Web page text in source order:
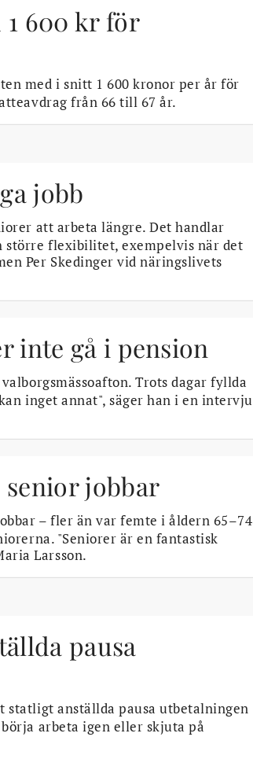
1 600 kr för
med i snitt 1 600 kronor per år för
från 66 till 67 år.
jobb
att arbeta längre. Det handlar
större flexibilitet, exempelvis när det
Per Skedinger vid näringslivets
inte gå i pension
Trots dagar fyllda
inget annat", säger han i en intervju
jobbar
– fler än var femte i åldern 65–74
"Seniorer är en fantastisk
Larsson.
pausa
statligt anställda pausa utbetalningen
arbeta igen eller skjuta på